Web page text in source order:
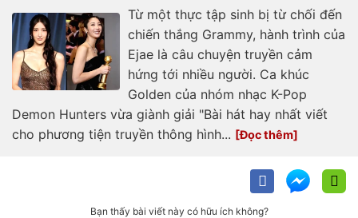
Từ một thực tập sinh bị từ chối đến
chiến thắng Grammy, hành trình của
Ejae là câu chuyện truyền cảm
hứng tới nhiều người. Ca khúc
Golden của nhóm nhạc K-Pop
Demon Hunters vừa giành giải "Bài hát hay nhất viết
cho phương tiện truyền thông hình...
Bạn thấy bài viết này có hữu ích không?